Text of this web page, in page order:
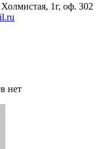
1г, оф. 302
нет